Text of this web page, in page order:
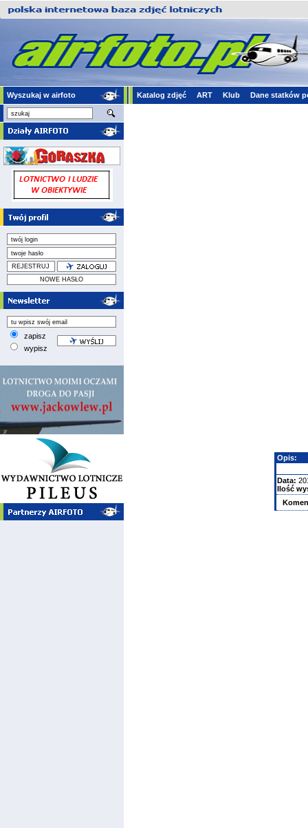
Wyszukaj w airfoto Katalog zdjęć ART Klub Dane statków
zapisz
wypisz
Opis:
Data:
Ilość